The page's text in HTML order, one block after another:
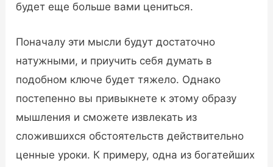
будет еще больше вами цениться.
Поначалу эти мысли будут достаточно
натужными, и приучить себя думать в
подобном ключе будет тяжело. Однако
постепенно вы привыкнете к этому образу
мышления и сможете извлекать из
сложившихся обстоятельств действительно
ценные уроки. К примеру, одна из богатейших